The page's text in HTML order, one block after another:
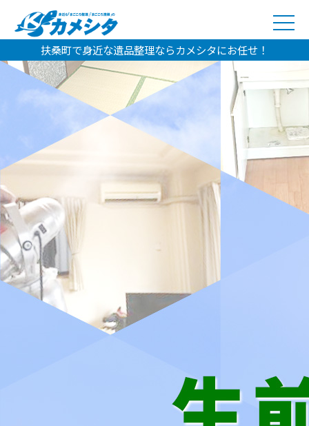
扶桑町で身近な遺品整理ならカメシタにお任せ！